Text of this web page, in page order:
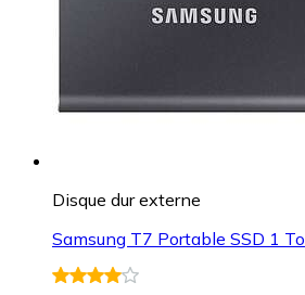
Disque dur externe
Samsung T7 Portable SSD 1 To